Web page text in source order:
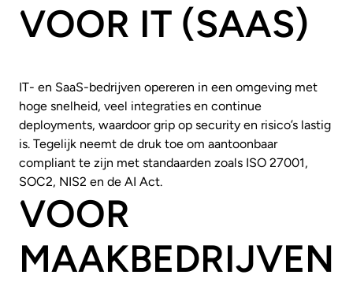
VOOR IT (SAAS)
IT- en SaaS-bedrijven opereren in een omgeving met
hoge snelheid, veel integraties en continue
deployments, waardoor grip op security en risico’s lastig
is. Tegelijk neemt de druk toe om aantoonbaar
compliant te zijn met standaarden zoals ISO 27001,
SOC2, NIS2 en de AI Act.
VOOR
MAAKBEDRIJVEN